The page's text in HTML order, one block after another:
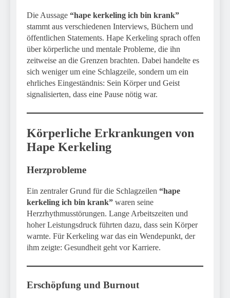
Die Aussage “hape kerkeling ich bin krank”
stammt aus verschiedenen Interviews, Büchern und
öffentlichen Statements. Hape Kerkeling sprach offen
über körperliche und mentale Probleme, die ihn
zeitweise an die Grenzen brachten. Dabei handelte es
sich weniger um eine Schlagzeile, sondern um ein
ehrliches Eingeständnis: Sein Körper und Geist
signalisierten, dass eine Pause nötig war.
Körperliche Erkrankungen von
Hape Kerkeling
Herzprobleme
Ein zentraler Grund für die Schlagzeilen “hape
kerkeling ich bin krank” waren seine
Herzrhythmusstörungen. Lange Arbeitszeiten und
hoher Leistungsdruck führten dazu, dass sein Körper
warnte. Für Kerkeling war das ein Wendepunkt, der
ihm zeigte: Gesundheit geht vor Karriere.
Erschöpfung und Burnout